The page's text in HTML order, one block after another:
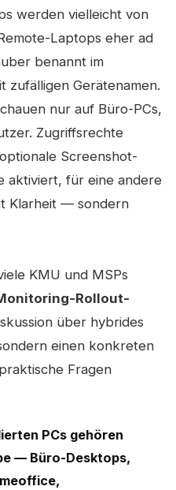
werden vielleicht von
Laptops eher ad
benannt im
zufälligen Gerätenamen.
nur auf Büro-PCs,
Zugriffsrechte
Screenshot-
aktiviert, für eine andere
Klarheit — sondern
KMU und MSPs
Rollout-
über hybrides
einen konkreten
Fragen
PCs gehören
— Büro-Desktops,